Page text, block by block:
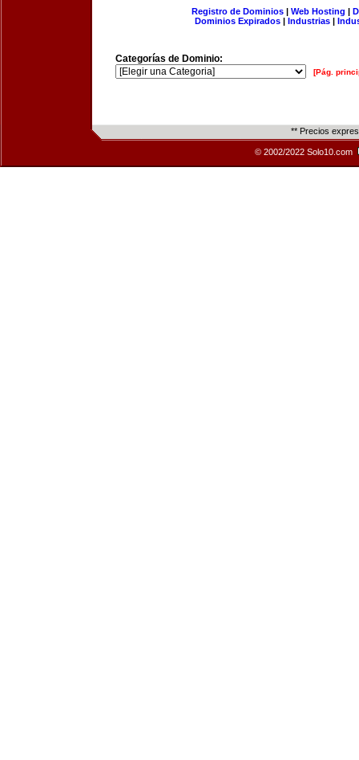
Registro de Dominios| Web Hosting |
Dominios Expirados | Industrias |
Categorías de Dominio:
[Pág.
** Precios
© 2002/2022 Solo10.com